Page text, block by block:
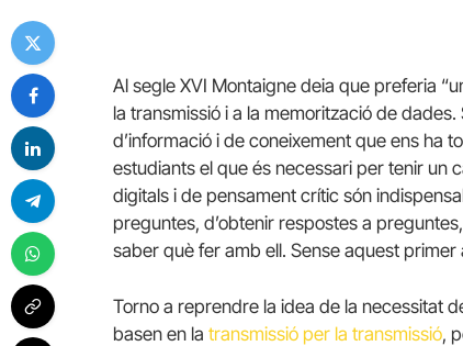
Al segle XVI Montaigne deia que preferia
la transmissió i a la memorització de
d’informació i de coneixement que ens ha
estudiants el que és necessari per tenir un
digitals i de pensament crític són
preguntes, d’obtenir respostes a
saber què fer amb ell. Sense aquest
Torno a reprendre la idea de la necessitat
basen en la transmissió per la transmissió,